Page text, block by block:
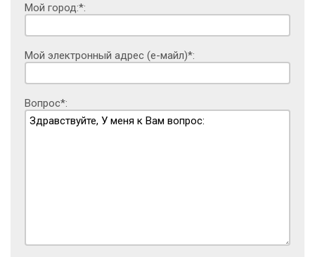
Мой город:*:
Мой электронный адрес (е-майл)*:
Вопрос*: